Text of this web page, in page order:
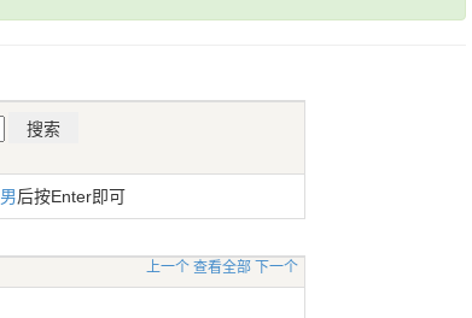
男后按Enter即可
上一个 查看全部 下一个